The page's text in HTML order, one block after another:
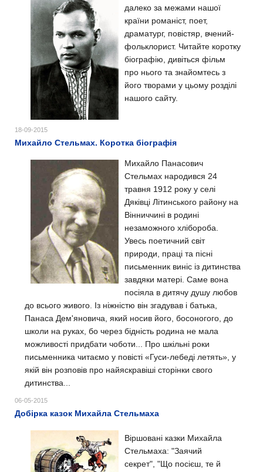
далеко за межами нашої
країни романіст, поет,
драматург, повістяр, вчений-
фольклорист. Читайте коротку
біографію, дивіться фільм
про нього та знайомтесь з
його творами у цьому розділі
нашого сайту.
18-09-2015
Михайло Стельмах. Коротка біографія
Михайло Панасович
Стельмах народився 24
травня 1912 року у селі
Дяківці Літинського району на
Вінниччині в родині
незаможного хлібороба.
Увесь поетичний світ
природи, праці та пісні
письменник виніс із дитинства
завдяки матері. Саме вона
посіяла в дитячу душу любов
до всього живого. Із ніжністю він згадував і батька,
Панаса Дем'яновича, який носив його, босоногого, до
школи на руках, бо через бідність родина не мала
можливості придбати чоботи... Про шкільні роки
письменника читаємо у повісті «Гуси-лебеді летять», у
якій він розповів про найяскравіші сторінки свого
дитинства...
06-05-2015
Добірка казок Михайла Стельмаха
Віршовані казки Михайла
Стельмаха: "Заячий
секрет", "Що посієш, те й